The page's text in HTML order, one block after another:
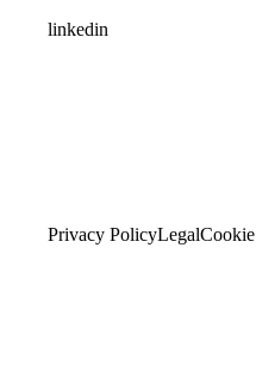
linkedin
Privacy PolicyLegal